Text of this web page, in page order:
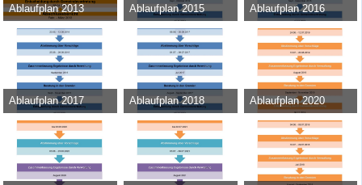
Ablaufplan 2013
Admin-31. Mai 2012
28.581
0
Ablaufplan 2015
Admin-20. August 2014
27.911
0 0
Ablaufplan 2016
Admin-22. Juli 2015
27.338
0
Ablaufplan 2017
Admin-18. August 2016
Ablaufplan 2018
Admin-30. Mai 2017
Ablaufplan 2020
Admin-17. Juni 2019
35.148
0